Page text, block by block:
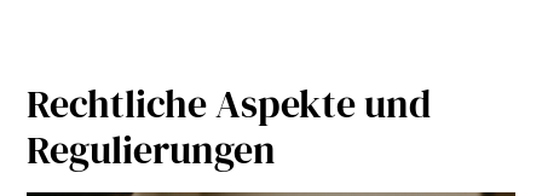
Rechtliche Aspekte und
Regulierungen